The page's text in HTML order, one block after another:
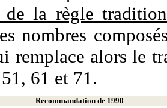
de la règle
nombres
remplace alors le
61 et 71.
Recommandation de 1990